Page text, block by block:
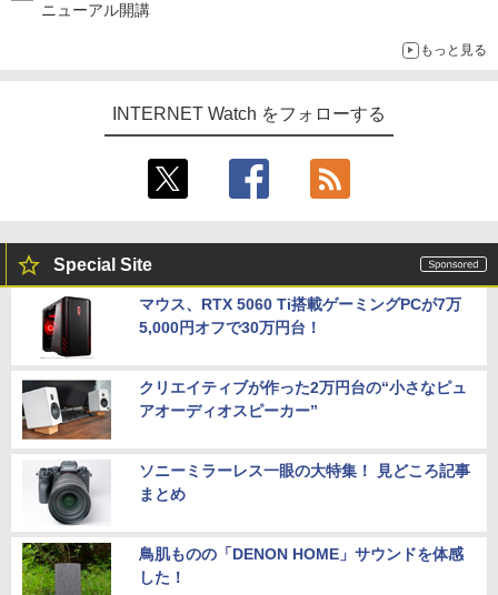
ニューアル開講
もっと見る
INTERNET Watch をフォローする
Special Site
マウス、RTX 5060 Ti搭載ゲーミングPCが7万
5,000円オフで30万円台！
クリエイティブが作った2万円台の“小さなピュ
アオーディオスピーカー”
ソニーミラーレス一眼の大特集！ 見どころ記事
まとめ
鳥肌ものの「DENON HOME」サウンドを体感
した！